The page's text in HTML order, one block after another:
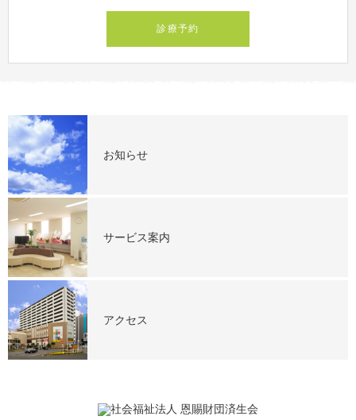
診療予約
お知らせ
サービス案内
アクセス